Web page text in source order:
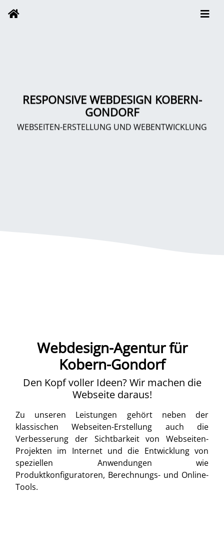
RESPONSIVE WEBDESIGN KOBERN-
GONDORF
WEBSEITEN-ERSTELLUNG UND WEBENTWICKLUNG
Webdesign-Agentur für
Kobern-Gondorf
Den Kopf voller Ideen? Wir machen die
Webseite daraus!
Zu unseren Leistungen gehört neben der
klassischen Webseiten-Erstellung auch die
Verbesserung der Sichtbarkeit von Webseiten-
Projekten im Internet und die Entwicklung von
speziellen Anwendungen wie
Produktkonfiguratoren, Berechnungs- und Online-
Tools.